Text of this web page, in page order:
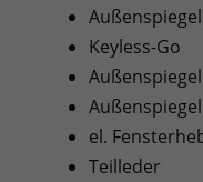
Keyless-Go
el.
Teilleder